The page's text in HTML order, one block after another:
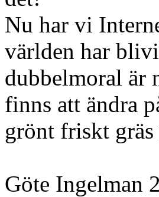
Nu har vi
världen har
dubbelmoral är
finns att ändra
grönt friskt gräs
Göte Ingelman